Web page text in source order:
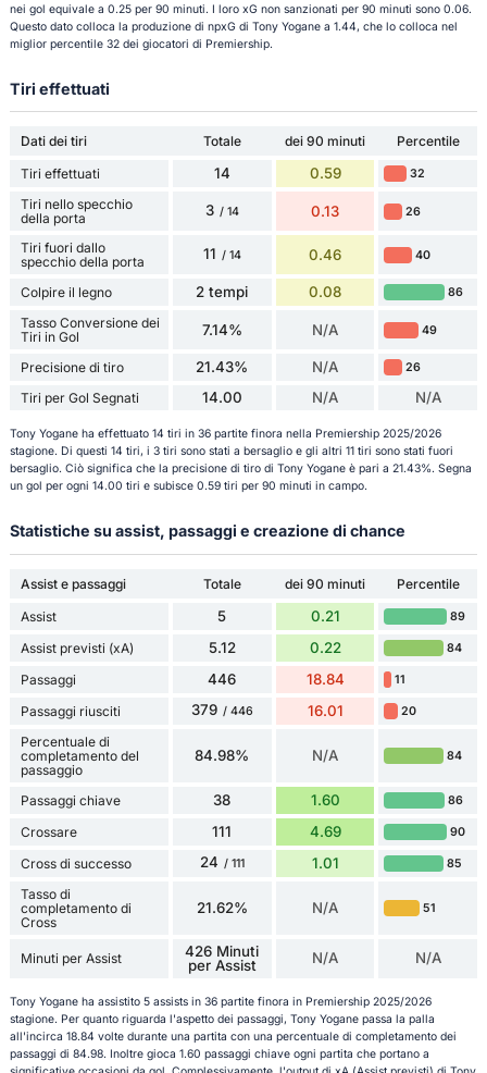
nei gol equivale a 0.25 per 90 minuti. I loro xG non sanzionati per 90 minuti sono 0.06.
Questo dato colloca la produzione di npxG di Tony Yogane a 1.44, che lo colloca nel
miglior percentile 32 dei giocatori di Premiership.
Tiri effettuati
Dati dei tiri Totale dei 90 minuti
Percentile
Tiri effettuati
14 0.59 32
Tiri nello specchio
della porta
3 / 14 0.13 26
Tiri fuori dallo
specchio della porta
11 / 14 0.46 40
Colpire il legno 2 tempi 0.08 86
Tasso Conversione dei
Tiri in Gol
7.14% N/A 49
Precisione di tiro 21.43% N/A 26
Tiri per Gol Segnati 14.00 N/A N/A
Tony Yogane ha effettuato 14 tiri in 36 partite finora nella Premiership 2025/2026
stagione. Di questi 14 tiri, i 3 tiri sono stati a bersaglio e gli altri 11 tiri sono stati fuori
bersaglio. Ciò significa che la precisione di tiro di Tony Yogane è pari a 21.43%. Segna
un gol per ogni 14.00 tiri e subisce 0.59 tiri per 90 minuti in campo.
Statistiche su assist, passaggi e creazione di chance
Assist e passaggi Totale dei 90 minuti
Percentile
Assist
5 0.21 89
Assist previsti (xA) 5.12 0.22 84
Passaggi 446 18.84 11
Passaggi riusciti 379 / 446 16.01 20
Percentuale di
completamento del
passaggio
84.98% N/A 84
Passaggi chiave 38 1.60 86
Crossare 111 4.69 90
Cross di successo 24 / 111 1.01 85
Tasso di
completamento di
Cross
21.62% N/A 51
Minuti per Assist
426 Minuti
per Assist
N/A N/A
Tony Yogane ha assistito 5 assists in 36 partite finora in Premiership 2025/2026
stagione. Per quanto riguarda l'aspetto dei passaggi, Tony Yogane passa la palla
all'incirca 18.84 volte durante una partita con una percentuale di completamento dei
passaggi di 84.98. Inoltre gioca 1.60 passaggi chiave ogni partita che portano a